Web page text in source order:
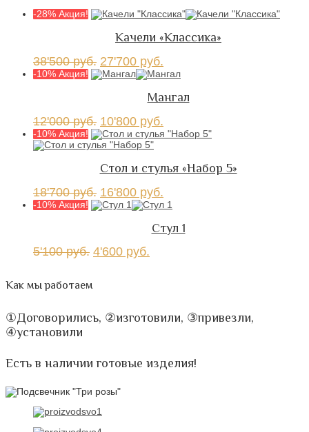
-28% Акция!
Качели «Классика»
38'500руб. 27'700 руб.
-10% Акция!
Мангал
12'000руб. 10'800 руб.
-10% Акция!
Стол и стулья «Набор 5»
18'700руб. 16'800 руб.
-10% Акция!
Стул 1
5'100руб. 4'600 руб.
Как мы работаем
①Договорились, ②изготовили, ③привезли,
④установили
Есть в наличии готовые изделия!